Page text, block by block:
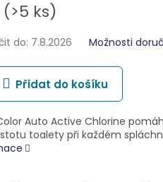
(>5 ks)
do: 7.8.2026 Možnosti
Přidat do košíku
Auto Active Chlorine
toalety při každém